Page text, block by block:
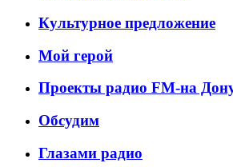
Культурное предложение
Мой герой
Проекты радио FM-на
Обсудим
Глазами радио